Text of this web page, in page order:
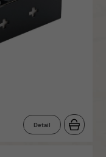
Detail